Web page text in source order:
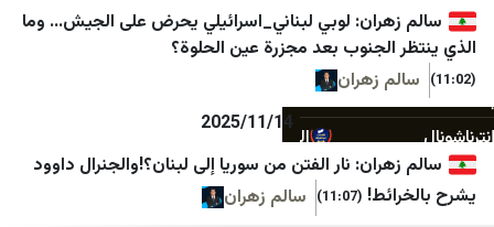
سهيل نت
يمن برس
نيوزيمن
الساحل الغربي
العين الثالثة
المصدر أونلاين
جريدة الأهالي
جريدة الزمان
رصد
لوبي لبناني_اسرائيلي يحرض على الجيش… وما
بعد مجزرة عين الحلوة؟
زهران
2025/11/14
نار الفتن من سوريا إلى لبنان؟!والجنرال داوود
(11:07)
سالم زهران